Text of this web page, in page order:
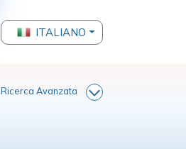
ITALIANO
Ricerca Avanzata